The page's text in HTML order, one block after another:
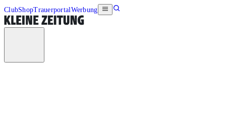
ClubShopTrauerportalWerbung